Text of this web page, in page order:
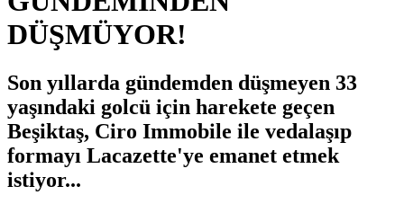
DÜŞMÜYOR!
Son yıllarda gündemden düşmeyen 33
yaşındaki golcü için harekete geçen
Beşiktaş, Ciro Immobile ile vedalaşıp
formayı Lacazette'ye emanet etmek
istiyor...